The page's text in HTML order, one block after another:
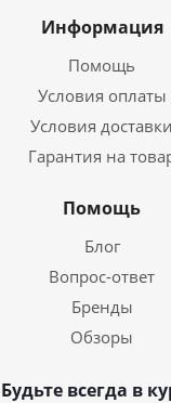
Информация
Помощь
Условия оплаты
Условия доставки
Гарантия на
Помощь
Блог
Вопрос-ответ
Бренды
Обзоры
Будьте всегда в